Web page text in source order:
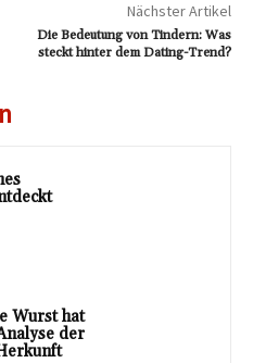
Nächster Artikel
Die Bedeutung von Tindern: Was
steckt hinter dem Dating-Trend?
Wurst hat
der